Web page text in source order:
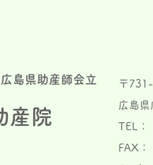
島県助産師会立
産院
〒
広島
​TEL：
FAX